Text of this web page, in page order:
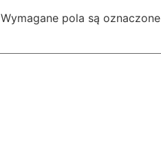
Wymagane pola są oznaczone